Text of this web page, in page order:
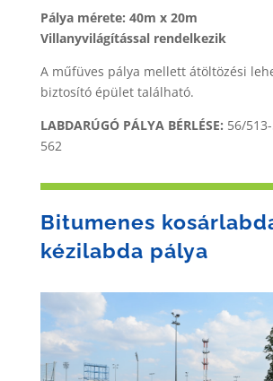
Pálya mérete: 40m x 20m
Villanyvilágítással rendelkezik
A műfüves pálya mellett átöltözési
biztosító épület található.
LABDARÚGÓ PÁLYA BÉRLÉSE: 56/
562
Bitumenes
kézilabda pálya